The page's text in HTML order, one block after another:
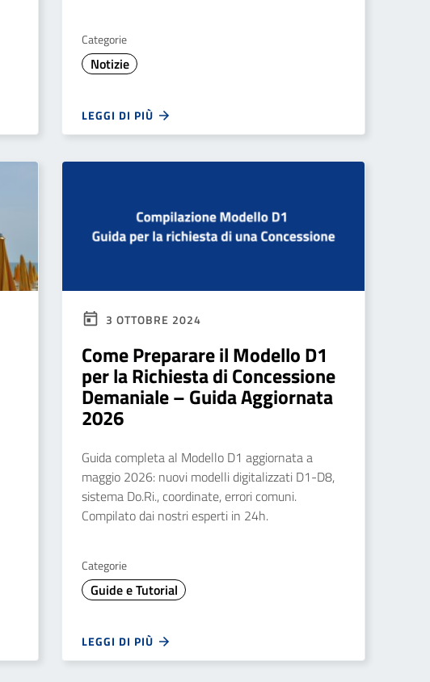
Categorie
Notizie
LEGGI DI PIÙ
3 OTTOBRE 2024
Come Preparare il Modello D1
per la Richiesta di Concessione
Demaniale – Guida Aggiornata
2026
Guida completa al Modello D1 aggiornata a
maggio 2026: nuovi modelli digitalizzati D1-D8,
sistema Do.Ri., coordinate, errori comuni.
Compilato dai nostri esperti in 24h.
Categorie
Guide e Tutorial
LEGGI DI PIÙ